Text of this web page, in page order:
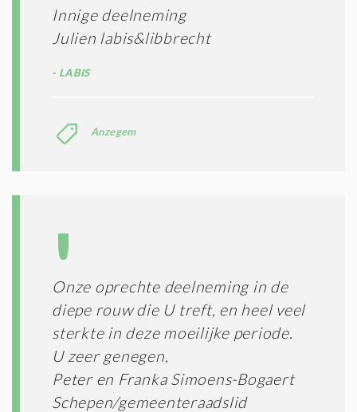
Innige deelneming
Julien labis&libbrecht
LABIS
Anzegem
Onze oprechte deelneming in de
diepe rouw die U treft, en heel veel
sterkte in deze moeilijke periode.
U zeer genegen,
Peter en Franka Simoens-Bogaert
Schepen/gemeenteraadslid